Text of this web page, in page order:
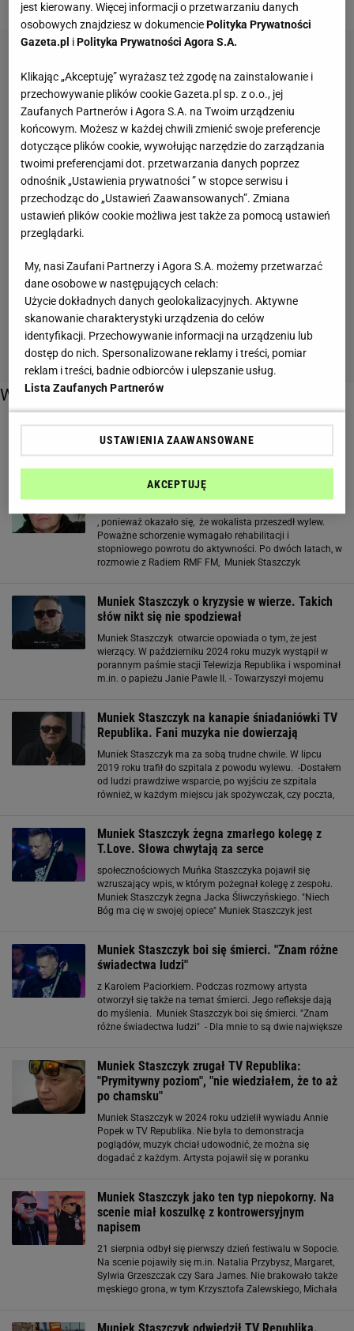
Więcej o:
muniek staszczyk
Muniek Staszczyk opowiedział o życiu po
udarze. "Nie szanowałem siebie"
, ponieważ okazało się, że wokalista przeszedł wylew.
Poważne schorzenie wymagało rehabilitacji i
stopniowego powrotu do aktywności. Po dwóch latach, w
rozmowie z Radiem RMF FM, Muniek Staszczyk
radzi? Piosenkarz w
Muniek Staszczyk o kryzysie w wierze. Takich
słów nikt się nie spodziewał
Muniek Staszczyk otwarcie opowiada o tym, że jest
wierzący. W październiku 2024 roku muzyk wystąpił w
porannym paśmie stacji Telewizja Republika i wspominał
m.in. o papieżu Janie Pawle II. - Towarzyszył mojemu
Muniek Staszczyk na kanapie śniadaniówki TV
Republika. Fani muzyka nie dowierzają
Muniek Staszczyk ma za sobą trudne chwile. W lipcu
2019 roku trafił do szpitala z powodu wylewu. -Dostałem
od ludzi prawdziwe wsparcie, po wyjściu ze szpitala
również, w każdym miejscu jak spożywczak, czy poczta,
Muniek Staszczyk żegna zmarłego kolegę z
T.Love. Słowa chwytają za serce
społecznościowych Muńka Staszczyka pojawił się
wzruszający wpis, w którym pożegnał kolegę z zespołu.
Muniek Staszczyk żegna Jacka Śliwczyńskiego. "Niech
Bóg ma cię w swojej opiece" Muniek Staszczyk jest
pełnił w
Muniek Staszczyk boi się śmierci. "Znam różne
świadectwa ludzi"
z Karolem Paciorkiem. Podczas rozmowy artysta
otworzył się także na temat śmierci. Jego refleksje dają
do myślenia. Muniek Staszczyk boi się śmierci. "Znam
różne świadectwa ludzi" - Dla mnie to są dwie największe
Muniek Staszczyk zrugał TV Republika:
"Prymitywny poziom", "nie wiedziałem, że to aż
po chamsku"
Muniek Staszczyk w 2024 roku udzielił wywiadu Annie
Popek w TV Republika. Nie była to demonstracja
poglądów, muzyk chciał udowodnić, że można się
dogadać z każdym. Artysta pojawił się w poranku
Muniek Staszczyk jako ten typ niepokorny. Na
scenie miał koszulkę z kontrowersyjnym
napisem
21 sierpnia odbył się pierwszy dzień festiwalu w Sopocie.
Na scenie pojawiły się m.in. Natalia Przybysz, Margaret,
Sylwia Grzeszczak czy Sara James. Nie brakowało także
męskiego grona, w tym Krzysztofa Zalewskiego, Michała
Muniek Staszczyk odwiedził TV Republika.
jest kierowany. Więcej informacji o przetwarzaniu danych
osobowych znajdziesz w dokumencie Polityka Prywatności
Gazeta.pl i Polityka Prywatności Agora S.A.
Klikając „Akceptuję” wyrażasz też zgodę na zainstalowanie i
przechowywanie plików cookie Gazeta.pl sp. z o.o., jej
Zaufanych Partnerów i Agora S.A. na Twoim urządzeniu
końcowym. Możesz w każdej chwili zmienić swoje preferencje
dotyczące plików cookie, wywołując narzędzie do zarządzania
twoimi preferencjami dot. przetwarzania danych poprzez
odnośnik „Ustawienia prywatności ” w stopce serwisu i
przechodząc do „Ustawień Zaawansowanych”. Zmiana
ustawień plików cookie możliwa jest także za pomocą ustawień
przeglądarki.
My, nasi Zaufani Partnerzy i Agora S.A. możemy przetwarzać
dane osobowe w następujących celach:
Użycie dokładnych danych geolokalizacyjnych. Aktywne
skanowanie charakterystyki urządzenia do celów
identyfikacji. Przechowywanie informacji na urządzeniu lub
dostęp do nich. Spersonalizowane reklamy i treści, pomiar
reklam i treści, badnie odbiorców i ulepszanie usług.
Lista Zaufanych Partnerów
USTAWIENIA ZAAWANSOWANE
AKCEPTUJĘ